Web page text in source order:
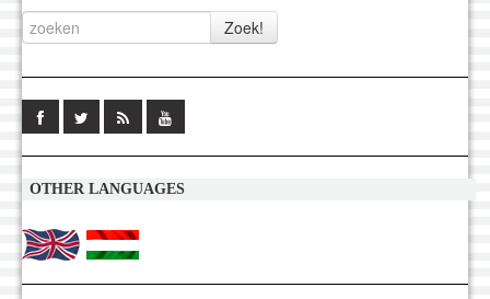
OTHER LANGUAGES